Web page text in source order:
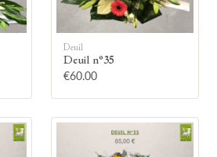
une bougie
Deuil
Deuil n°35
€60.00